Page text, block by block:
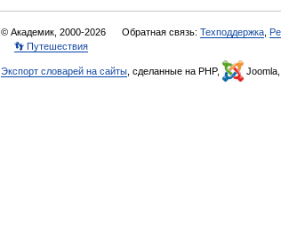
© Академик, 2000-2026 Обратная связь: Техподдержка
👣 Путешествия
Экспорт словарей на сайты , сделанные на PHP, Joomla,